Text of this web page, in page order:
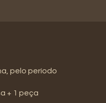
pelo período
+ 1 peça